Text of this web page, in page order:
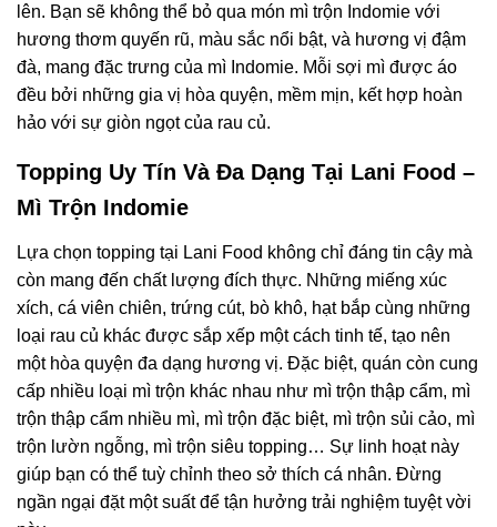
lên. Bạn sẽ không thể bỏ qua món mì trộn Indomie với
hương thơm quyến rũ, màu sắc nổi bật, và hương vị đậm
đà, mang đặc trưng của mì Indomie. Mỗi sợi mì được áo
đều bởi những gia vị hòa quyện, mềm mịn, kết hợp hoàn
hảo với sự giòn ngọt của rau củ.
Topping Uy Tín Và Đa Dạng Tại Lani Food –
Mì Trộn Indomie
Lựa chọn topping tại Lani Food không chỉ đáng tin cậy mà
còn mang đến chất lượng đích thực. Những miếng xúc
xích, cá viên chiên, trứng cút, bò khô, hạt bắp cùng những
loại rau củ khác được sắp xếp một cách tinh tế, tạo nên
một hòa quyện đa dạng hương vị. Đặc biệt, quán còn cung
cấp nhiều loại mì trộn khác nhau như mì trộn thập cẩm, mì
trộn thập cẩm nhiều mì, mì trộn đặc biệt, mì trộn sủi cảo, mì
trộn lườn ngỗng, mì trộn siêu topping… Sự linh hoạt này
giúp bạn có thể tuỳ chỉnh theo sở thích cá nhân. Đừng
ngần ngại đặt một suất để tận hưởng trải nghiệm tuyệt vời